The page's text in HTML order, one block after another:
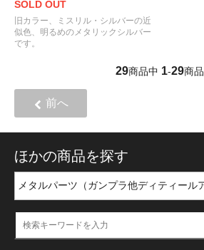
SOLD OUT
旧カラー、ミスリル・シルバーの近
似色、明るめのメタリックシルバー
です。
29商品中 1-29商品
前へ
ほかの商品を探す